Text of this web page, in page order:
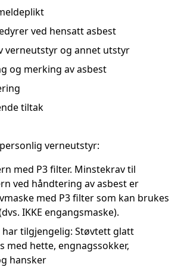
ved hensatt asbest
verneutstyr og annet utstyr
og merking av asbest
tiltak
verneutstyr:
med P3 filter. Minstekrav til
ved håndtering av asbest er
med P3 filter som kan brukes
IKKE engangsmaske).
tilgjengelig​: Støvtett glatt
med hette, engnagssokker,
hansker